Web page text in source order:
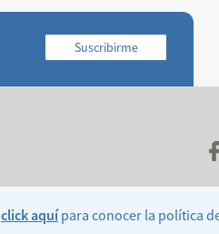
click aquípara conocer la política
Suscribirme